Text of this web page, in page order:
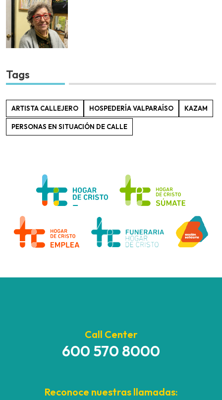
Tags
ARTISTA CALLEJERO HOSPEDERÍA VALPARAÍSO KAZAM
PERSONAS EN SITUACIÓN DE CALLE
Call Center
600 570 8000
Reconoce nuestras llamadas: